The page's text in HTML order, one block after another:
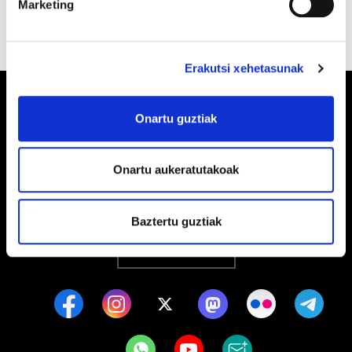
Marketing
Erakutsi xehetasunak
Onartu guztiak
Onartu aukeratutakoak
Baztertu guztiak
Barrainkua, 13 48009 BILBO
Tel:944 03 77 00